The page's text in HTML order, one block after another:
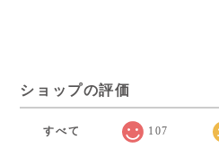
ショップの評価
すべて 107